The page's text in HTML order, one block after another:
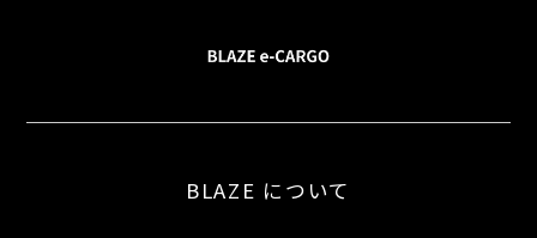
BLAZE について